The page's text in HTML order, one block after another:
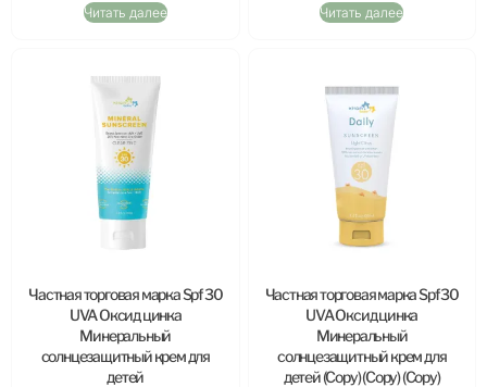
Читать далее Читать далее
Частная торговая марка Spf 30
UVA Оксид цинка
Минеральный
солнцезащитный крем для
детей
Частная торговая марка Spf 30
UVA Оксид цинка
Минеральный
солнцезащитный крем для
детей (Copy) (Copy) (Copy)